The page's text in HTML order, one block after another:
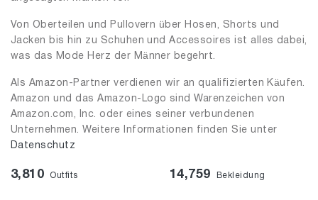
Von Oberteilen und Pullovern über Hosen, Shorts und
Jacken bis hin zu Schuhen und Accessoires ist alles dabei,
was das Mode Herz der Männer begehrt.
Als Amazon-Partner verdienen wir an qualifizierten Käufen.
Amazon und das Amazon-Logo sind Warenzeichen von
Amazon.com, Inc. oder eines seiner verbundenen
Unternehmen. Weitere Informationen finden Sie unter
Datenschutz
3,810 Outfits 14,759 Bekleidung